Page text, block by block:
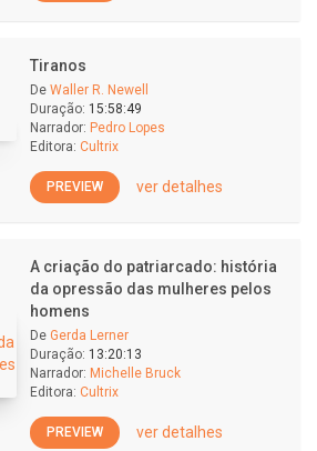
Tiranos
De Waller R. Newell
Duração: 15:58:49
Narrador: Pedro Lopes
Editora: Cultrix
PREVIEW ver detalhes
A criação do patriarcado: história
da opressão das mulheres pelos
homens
De Gerda Lerner
Duração: 13:20:13
Narrador: Michelle Bruck
Editora: Cultrix
PREVIEW ver detalhes